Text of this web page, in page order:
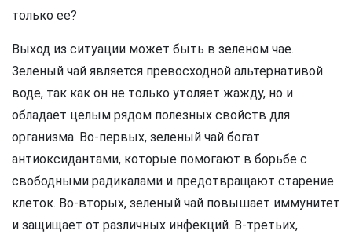
только ее?
Выход из ситуации может быть в зеленом чае.
Зеленый чай является превосходной альтернативой
воде, так как он не только утоляет жажду, но и
обладает целым рядом полезных свойств для
организма. Во-первых, зеленый чай богат
антиоксидантами, которые помогают в борьбе с
свободными радикалами и предотвращают старение
клеток. Во-вторых, зеленый чай повышает иммунитет
и защищает от различных инфекций. В-третьих,